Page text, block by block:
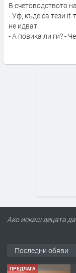
В счетоводството
- Уф, къде са тези
не идват!
- А повика ли ги? -
Ако искаш децата
Последни обяви
ПРЕДЛАГА